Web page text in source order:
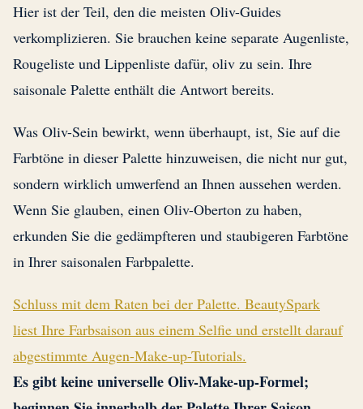
Hier ist der Teil, den die meisten Oliv-Guides
verkomplizieren. Sie brauchen keine separate Augenliste,
Rougeliste und Lippenliste dafür, oliv zu sein. Ihre
saisonale Palette enthält die Antwort bereits.
Was Oliv-Sein bewirkt, wenn überhaupt, ist, Sie auf die
Farbtöne in dieser Palette hinzuweisen, die nicht nur gut,
sondern wirklich umwerfend an Ihnen aussehen werden.
Wenn Sie glauben, einen Oliv-Oberton zu haben,
erkunden Sie die gedämpfteren und staubigeren Farbtöne
in Ihrer saisonalen Farbpalette.
Schluss mit dem Raten bei der Palette. BeautySpark
liest Ihre Farbsaison aus einem Selfie und erstellt darauf
abgestimmte Augen-Make-up-Tutorials.
Es gibt keine universelle Oliv-Make-up-Formel;